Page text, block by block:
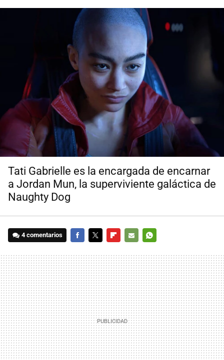
Tati Gabrielle es la encargada de encarnar
a Jordan Mun, la superviviente galáctica de
Naughty Dog
4 comentarios
MAIL